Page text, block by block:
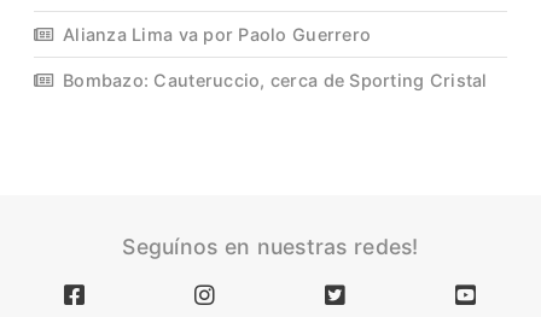
Alianza Lima va por Paolo Guerrero
Bombazo: Cauteruccio, cerca de Sporting Cristal
Seguínos en nuestras redes!